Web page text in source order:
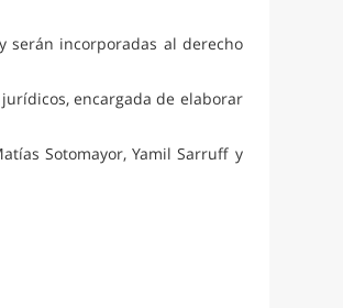
serán incorporadas al derecho
encargada de elaborar
Sotomayor, Yamil Sarruff y